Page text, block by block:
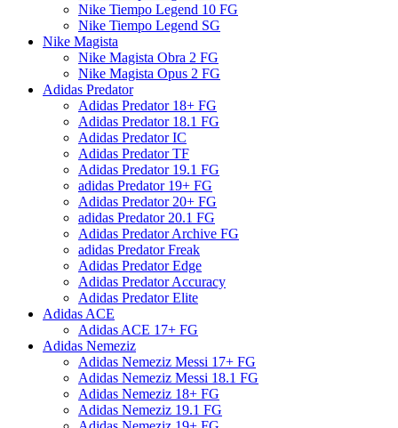
Nike Tiempo Legend 10 FG
Nike Tiempo Legend SG
Nike Magista
Nike Magista Obra 2 FG
Nike Magista Opus 2 FG
Adidas Predator
Adidas Predator 18+ FG
Adidas Predator 18.1 FG
Adidas Predator IC
Adidas Predator TF
Adidas Predator 19.1 FG
adidas Predator 19+ FG
Adidas Predator 20+ FG
adidas Predator 20.1 FG
Adidas Predator Archive FG
adidas Predator Freak
Adidas Predator Edge
Adidas Predator Accuracy
Adidas Predator Elite
Adidas ACE
Adidas ACE 17+ FG
Adidas Nemeziz
Adidas Nemeziz Messi 17+ FG
Adidas Nemeziz Messi 18.1 FG
Adidas Nemeziz 18+ FG
Adidas Nemeziz 19.1 FG